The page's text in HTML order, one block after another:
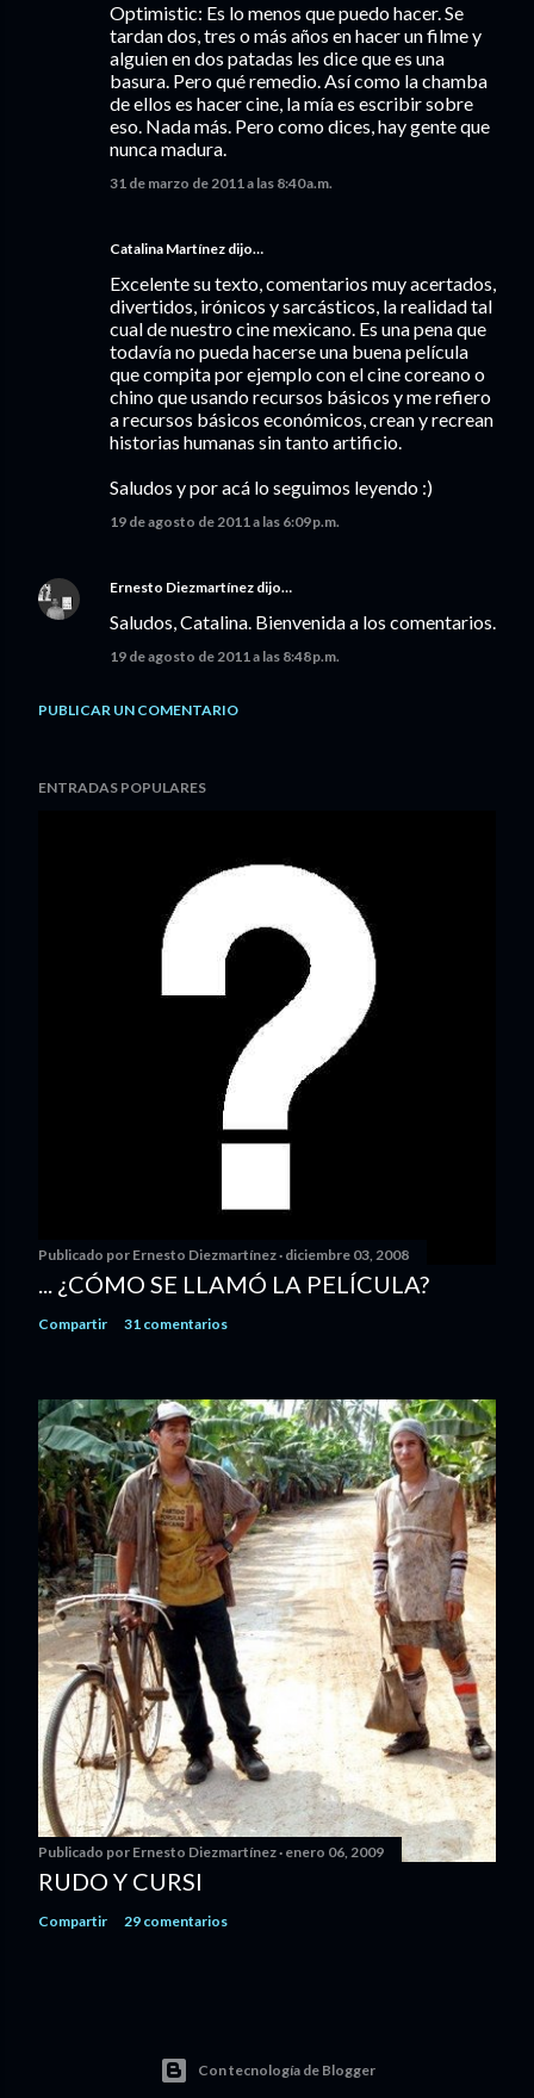
Optimistic: Es lo menos que puedo hacer. Se
tardan dos, tres o más años en hacer un filme y
alguien en dos patadas les dice que es una
basura. Pero qué remedio. Así como la chamba
de ellos es hacer cine, la mía es escribir sobre
eso. Nada más. Pero como dices, hay gente que
nunca madura.
31 de marzo de 2011 a las 8:40 a.m.
Catalina Martínez dijo…
Excelente su texto, comentarios muy acertados,
divertidos, irónicos y sarcásticos, la realidad tal
cual de nuestro cine mexicano. Es una pena que
todavía no pueda hacerse una buena película
que compita por ejemplo con el cine coreano o
chino que usando recursos básicos y me refiero
a recursos básicos económicos, crean y recrean
historias humanas sin tanto artificio.
Saludos y por acá lo seguimos leyendo :)
19 de agosto de 2011 a las 6:09 p.m.
Ernesto Diezmartínez dijo…
Saludos, Catalina. Bienvenida a los comentarios.
19 de agosto de 2011 a las 8:48 p.m.
PUBLICAR UN COMENTARIO
ENTRADAS POPULARES
Publicado por Ernesto Diezmartínez diciembre 03, 2008
... ¿CÓMO SE LLAMÓ LA PELÍCULA?
Compartir 31 comentarios
Publicado por Ernesto Diezmartínez enero 06, 2009
RUDO Y CURSI
Compartir 29 comentarios
Con tecnología de Blogger